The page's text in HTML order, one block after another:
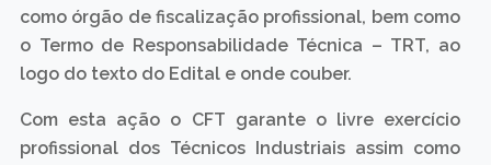
como órgão de fiscalização profissional, bem como
o Termo de Responsabilidade Técnica – TRT, ao
logo do texto do Edital e onde couber.
Com esta ação o CFT garante o livre exercício
profissional dos Técnicos Industriais assim como